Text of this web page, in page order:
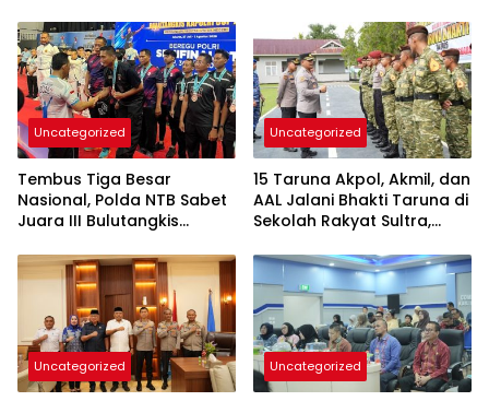
Kepastian Hukum
Uncategorized
Tembus Tiga Besar
Nasional, Polda NTB Sabet
Juara III Bulutangkis
Uncategorized
15 Taruna Akpol, Akmil, dan
AAL Jalani Bhakti Taruna di
Sekolah Rakyat Sultra,
Nasionalisme
Uncategorized Uncategorized